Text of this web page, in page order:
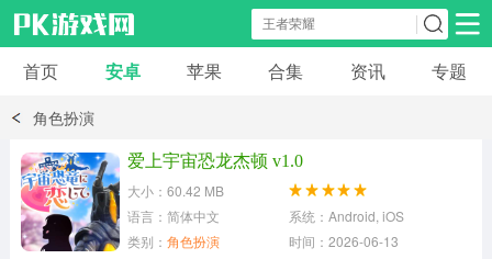
安卓应用 安卓游戏
模拟经营
首页 安卓 苹果 合集 资讯 专题
角色扮演
爱上宇宙恐龙杰顿 v1.0
大小：60.42 MB
语言：简体中文
系统：Android, iOS
类别： 角色扮演 时间：2026-06-13